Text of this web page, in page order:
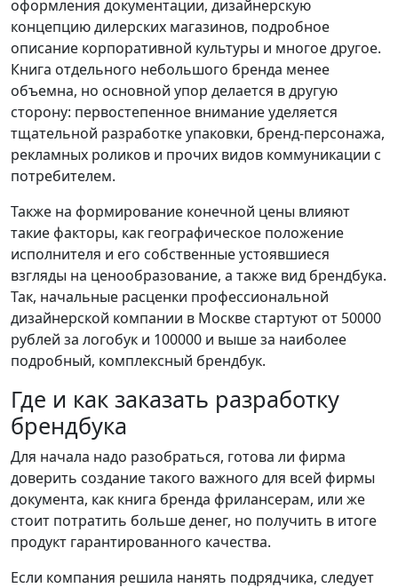
оформления документации, дизайнерскую
концепцию дилерских магазинов, подробное
описание корпоративной культуры и многое другое.
Книга отдельного небольшого бренда менее
объемна, но основной упор делается в другую
сторону: первостепенное внимание уделяется
тщательной разработке упаковки, бренд-персонажа,
рекламных роликов и прочих видов коммуникации с
потребителем.
Также на формирование конечной цены влияют
такие факторы, как географическое положение
исполнителя и его собственные устоявшиеся
взгляды на ценообразование, а также вид брендбука.
Так, начальные расценки профессиональной
дизайнерской компании в Москве стартуют от 50000
рублей за логобук и 100000 и выше за наиболее
подробный, комплексный брендбук.
Где и как заказать разработку
брендбука
Для начала надо разобраться, готова ли фирма
доверить создание такого важного для всей фирмы
документа, как книга бренда фрилансерам, или же
стоит потратить больше денег, но получить в итоге
продукт гарантированного качества.
Если компания решила нанять подрядчика, следует